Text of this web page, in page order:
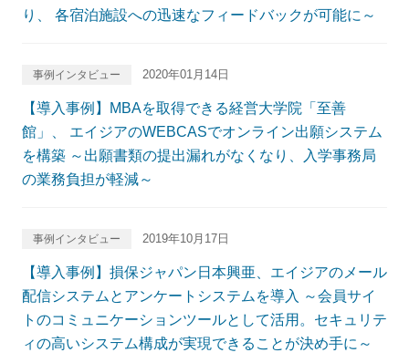
り、 各宿泊施設への迅速なフィードバックが可能に～
事例インタビュー 2020年01月14日
【導入事例】MBAを取得できる経営大学院「至善
館」、 エイジアのWEBCASでオンライン出願システム
を構築 ～出願書類の提出漏れがなくなり、入学事務局
の業務負担が軽減～
事例インタビュー 2019年10月17日
【導入事例】損保ジャパン日本興亜、エイジアのメール
配信システムとアンケートシステムを導入 ～会員サイ
トのコミュニケーションツールとして活用。セキュリテ
ィの高いシステム構成が実現できることが決め手に～